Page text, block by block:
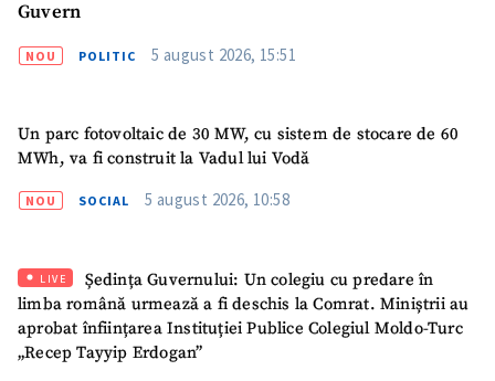
Guvern
NOU POLITIC 5 august 2026, 15:51
Un parc fotovoltaic de 30 MW, cu sistem de stocare de 60
MWh, va fi construit la Vadul lui Vodă
NOU SOCIAL 5 august 2026, 10:58
LIVE
Ședința Guvernului: Un colegiu cu predare în
limba română urmează a fi deschis la Comrat. Miniștrii au
aprobat înființarea Instituției Publice Colegiul Moldo-Turc
„Recep Tayyip Erdogan”